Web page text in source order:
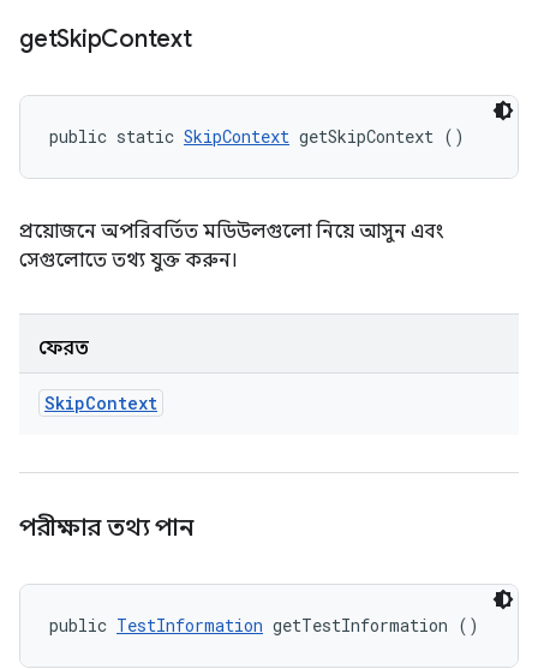
getSkipContext
public static SkipContext getSkipContext ()
প্রয়োজনে অপরিবর্তিত মডিউলগুলো নিয়ে আসুন এবং
সেগুলোতে তথ্য যুক্ত করুন।
ফেরত
SkipContext
পরীক্ষার তথ্য পান
public TestInformation getTestInformation ()